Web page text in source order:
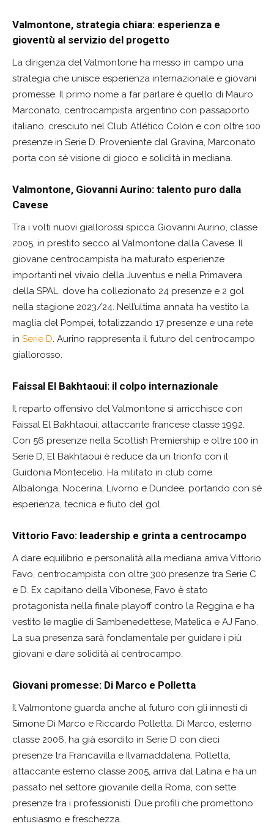
Valmontone, strategia chiara: esperienza e
gioventù al servizio del progetto
La dirigenza del Valmontone ha messo in campo una
strategia che unisce esperienza internazionale e giovani
promesse. Il primo nome a far parlare è quello di Mauro
Marconato, centrocampista argentino con passaporto
italiano, cresciuto nel Club Atlético Colón e con oltre 100
presenze in Serie D. Proveniente dal Gravina, Marconato
porta con sé visione di gioco e solidità in mediana.
Valmontone, Giovanni Aurino: talento puro dalla
Cavese
Tra i volti nuovi giallorossi spicca Giovanni Aurino, classe
2005, in prestito secco al Valmontone dalla Cavese. Il
giovane centrocampista ha maturato esperienze
importanti nel vivaio della Juventus e nella Primavera
della SPAL, dove ha collezionato 24 presenze e 2 gol
nella stagione 2023/24. Nell’ultima annata ha vestito la
maglia del Pompei, totalizzando 17 presenze e una rete
in Serie D. Aurino rappresenta il futuro del centrocampo
giallorosso.
Faissal El Bakhtaoui: il colpo internazionale
Il reparto offensivo del Valmontone si arricchisce con
Faissal El Bakhtaoui, attaccante francese classe 1992.
Con 56 presenze nella Scottish Premiership e oltre 100 in
Serie D, El Bakhtaoui è reduce da un trionfo con il
Guidonia Montecelio. Ha militato in club come
Albalonga, Nocerina, Livorno e Dundee, portando con sé
esperienza, tecnica e fiuto del gol.
Vittorio Favo: leadership e grinta a centrocampo
A dare equilibrio e personalità alla mediana arriva Vittorio
Favo, centrocampista con oltre 300 presenze tra Serie C
e D. Ex capitano della Vibonese, Favo è stato
protagonista nella finale playoff contro la Reggina e ha
vestito le maglie di Sambenedettese, Matelica e AJ Fano.
La sua presenza sarà fondamentale per guidare i più
giovani e dare solidità al centrocampo.
Giovani promesse: Di Marco e Polletta
Il Valmontone guarda anche al futuro con gli innesti di
Simone Di Marco e Riccardo Polletta. Di Marco, esterno
classe 2006, ha già esordito in Serie D con dieci
presenze tra Francavilla e Ilvamaddalena. Polletta,
attaccante esterno classe 2005, arriva dal Latina e ha un
passato nel settore giovanile della Roma, con sette
presenze tra i professionisti. Due profili che promettono
entusiasmo e freschezza.